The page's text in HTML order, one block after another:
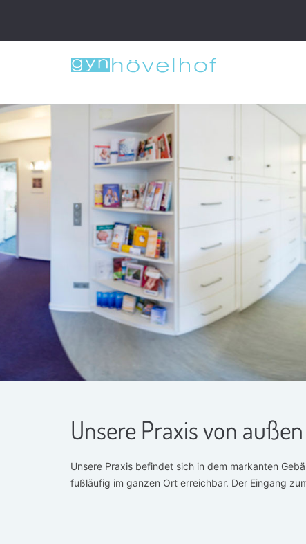
Gemeinschaftspraxis Dr. med. Rodenkirchen & Dr.
Unsere Praxis von
Unsere Praxis befindet sich in dem markanten
fußläufig im ganzen Ort erreichbar. Der Eingang